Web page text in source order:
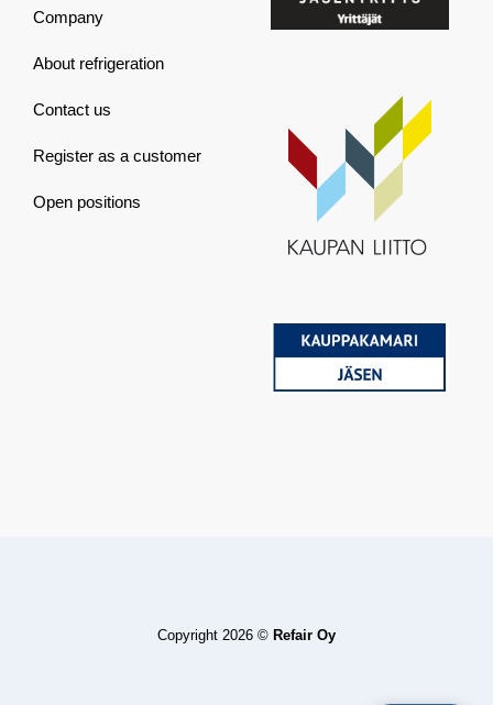
Company
About refrigeration
Contact us
Register as a customer
Open positions
Copyright 2026 © Refair Oy